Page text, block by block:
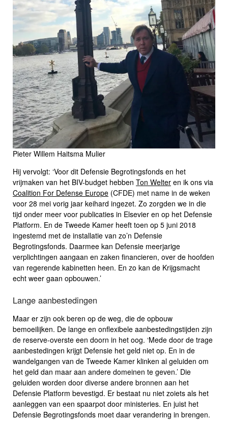
Pieter Willem Haitsma Mulier
Hij vervolgt: ‘Voor dit Defensie Begrotingsfonds en het
vrijmaken van het BIV-budget hebben Ton Welter en ik ons via
Coalition For Defense Europe (CFDE) met name in de weken
voor 28 mei vorig jaar keihard ingezet. Zo zorgden we in die
tijd onder meer voor publicaties in Elsevier en op het Defensie
Platform. En de Tweede Kamer heeft toen op 5 juni 2018
ingestemd met de installatie van zo’n Defensie
Begrotingsfonds. Daarmee kan Defensie meerjarige
verplichtingen aangaan en zaken financieren, over de hoofden
van regerende kabinetten heen. En zo kan de Krijgsmacht
echt weer gaan opbouwen.’
Lange aanbestedingen
Maar er zijn ook beren op de weg, die de opbouw
bemoeilijken. De lange en onflexibele aanbestedingstijden zijn
de reserve-overste een doorn in het oog. ‘Mede door de trage
aanbestedingen krijgt Defensie het geld niet op. En in de
wandelgangen van de Tweede Kamer klinken al geluiden om
het geld dan maar aan andere domeinen te geven.’ Die
geluiden worden door diverse andere bronnen aan het
Defensie Platform bevestigd. Er bestaat nu niet zoiets als het
aanleggen van een spaarpot door ministeries. En juist het
Defensie Begrotingsfonds moet daar verandering in brengen.